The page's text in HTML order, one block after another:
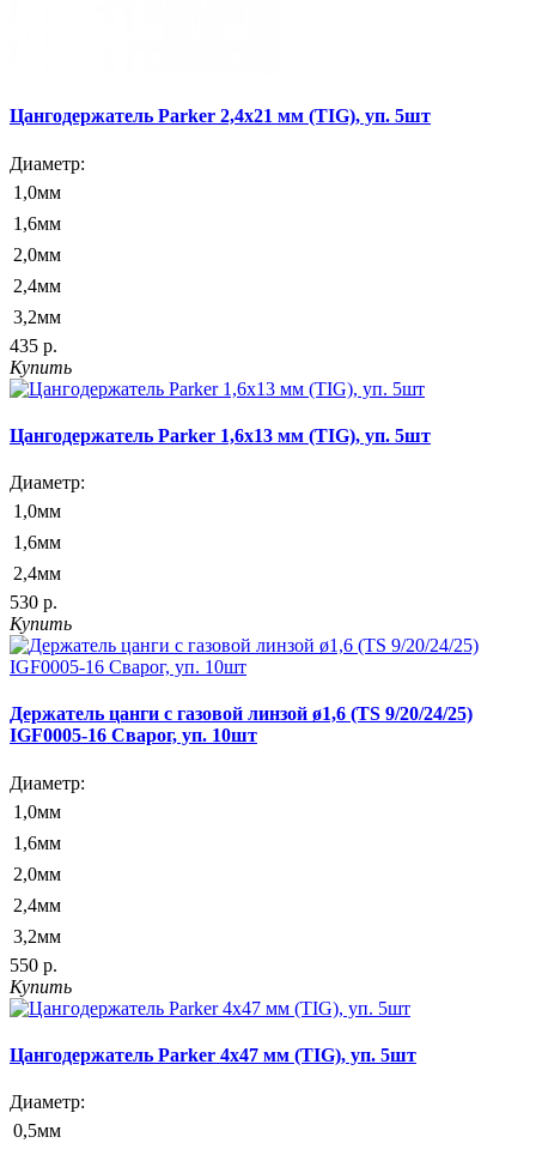
Цангодержатель Parker 2,4x21 мм (TIG), уп. 5шт
Диаметр:
1,0мм
1,6мм
2,0мм
2,4мм
3,2мм
435 р.
Купить
Цангодержатель Parker 1,6x13 мм (TIG), уп. 5шт
Диаметр:
1,0мм
1,6мм
2,4мм
530 р.
Купить
Держатель цанги c газовой линзой ø1,6 (TS 9/20/24/25)
IGF0005-16 Сварог, уп. 10шт
Диаметр:
1,0мм
1,6мм
2,0мм
2,4мм
3,2мм
550 р.
Купить
Цангодержатель Parker 4x47 мм (TIG), уп. 5шт
Диаметр:
0,5мм